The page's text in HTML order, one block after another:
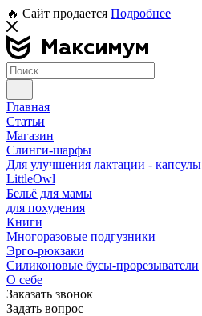
🔥 Сайт продается Подробнее
Главная
Статьи
Магазин
Слинги-шарфы
Для улучшения лактации - капсулы
LittleOwl
Бельё для мамы
для похудения
Книги
Многоразовые подгузники
Эрго-рюкзаки
Силиконовые бусы-прорезыватели
О себе
Заказать звонок
Задать вопрос